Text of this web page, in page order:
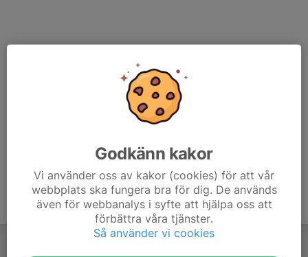
Godkänn kakor
Vi använder oss av kakor (cookies) för att vår
webbplats ska fungera bra för dig. De används
även för webbanalys i syfte att hjälpa oss att
förbättra våra tjänster.
Så använder vi cookies